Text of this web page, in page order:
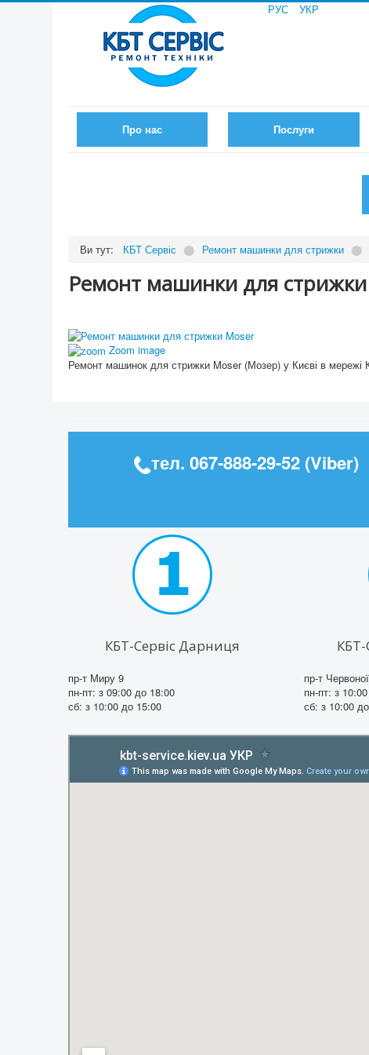
РУС УКР
Про нас Послуги
Ви тут: КБТ Сервіс ⬤ Ремонт машинки для стрижки ⬤
Ремонт машинки для
Zoom image
Ремонт машинок для стрижки Moser (Мозер) у Києві в мережі
тел. 067-888-29-52 (Viber)
КБТ-Сервіс Дарниця
пр-т Миру 9
пн-пт: з 09:00 до 18:00
сб: з 10:00 до 15:00
пр-т
пн-пт: з
сб: з 10:00